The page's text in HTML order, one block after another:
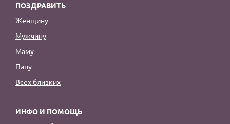
ПОЗДРАВИТЬ
Женщину
Мужчину
Маму
Папу
Всех близких
ИНФО И ПОМОЩЬ